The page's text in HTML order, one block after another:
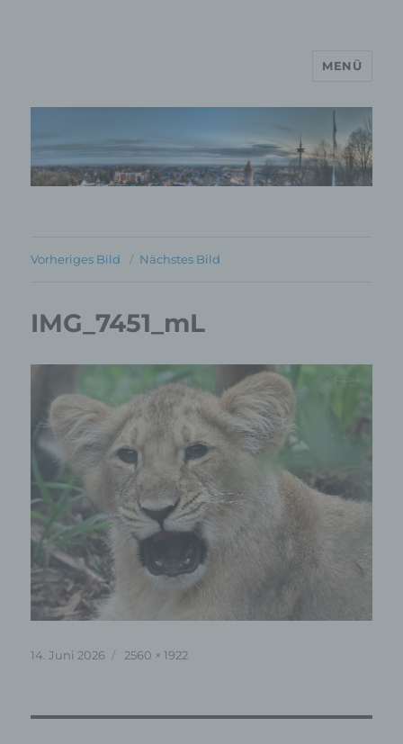
MP Mario Porten Beratung
Training Coaching
MENÜ
Vorheriges Bild Nächstes Bild
IMG_7451_mL
Veröffentlicht
14. Juni 2026 Originalgröße
2560 × 1922